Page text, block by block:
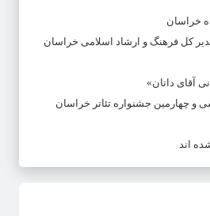
خراسان
کل فرهنگ و ارشاد اسلامی خراسان
آقای داتان»
چهارمین جشنواره تئاتر خراسان
اند